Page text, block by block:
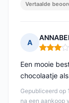
Vertaalde
A
Gepubliceerd op
na een aankoop
Een mooie
chocolaatje